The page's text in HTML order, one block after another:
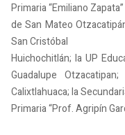
Primaria “Emiliano Zapata”
de San Mateo
San Cristóbal
Huichochitlán; la UP
Guadalupe
Calixtlahuaca; la
Primaria “Prof. Agripín